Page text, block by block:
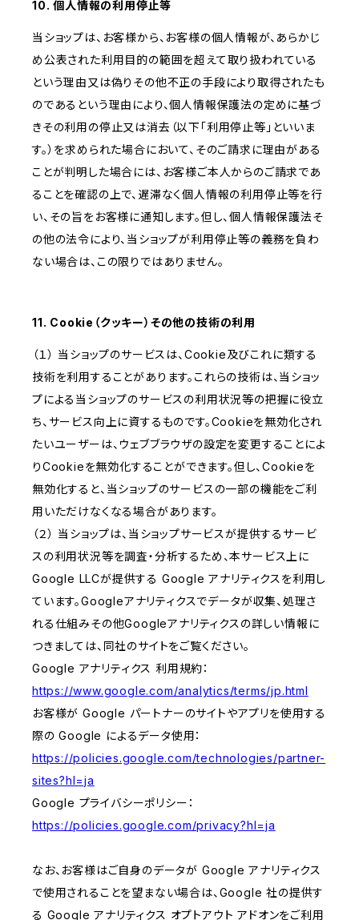
10. 個人情報の利用停止等
当ショップは、お客様から、お客様の個人情報が、あらかじ
め公表された利用目的の範囲を超えて取り扱われている
という理由又は偽りその他不正の手段により取得されたも
のであるという理由により、個人情報保護法の定めに基づ
きその利用の停止又は消去（以下「利用停止等」といいま
す。）を求められた場合において、そのご請求に理由がある
ことが判明した場合には、お客様ご本人からのご請求であ
ることを確認の上で、遅滞なく個人情報の利用停止等を行
い、その旨をお客様に通知します。但し、個人情報保護法そ
の他の法令により、当ショップが利用停止等の義務を負わ
ない場合は、この限りではありません。
11. Cookie（クッキー）その他の技術の利用
（１） 当ショップのサービスは、Cookie及びこれに類する
技術を利用することがあります。これらの技術は、当ショッ
プによる当ショップのサービスの利用状況等の把握に役立
ち、サービス向上に資するものです。Cookieを無効化され
たいユーザーは、ウェブブラウザの設定を変更することによ
りCookieを無効化することができます。但し、Cookieを
無効化すると、当ショップのサービスの一部の機能をご利
用いただけなくなる場合があります。
（２） 当ショップは、当ショップサービスが提供するサービ
スの利用状況等を調査・分析するため、本サービス上に
Google LLCが提供する Google アナリティクスを利用し
ています。Googleアナリティクスでデータが収集、処理さ
れる仕組みその他Googleアナリティクスの詳しい情報に
つきましては、同社のサイトをご覧ください。
Google アナリティクス 利用規約：
https://www.google.com/analytics/terms/jp.html
お客様が Google パートナーのサイトやアプリを使用する
際の Google によるデータ使用：
https://policies.google.com/technologies/partner-
sites?hl=ja
Google プライバシーポリシー：
https://policies.google.com/privacy?hl=ja
なお、お客様はご自身のデータが Google アナリティクス
で使用されることを望まない場合は、Google 社の提供す
る Google アナリティクス オプトアウト アドオンをご利用